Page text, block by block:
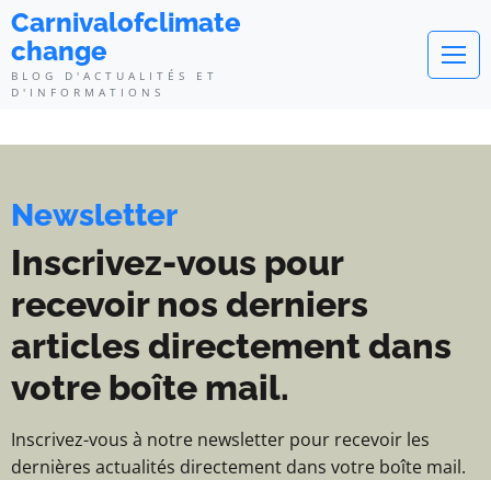
Carnivalofclimatechange -
Carnivalofclimate
change
BLOG D'ACTUALITÉS ET
D'INFORMATIONS
Newsletter
Inscrivez-vous pour
recevoir nos derniers
articles directement dans
votre boîte mail.
Inscrivez-vous à notre newsletter pour recevoir les
dernières actualités directement dans votre boîte mail.